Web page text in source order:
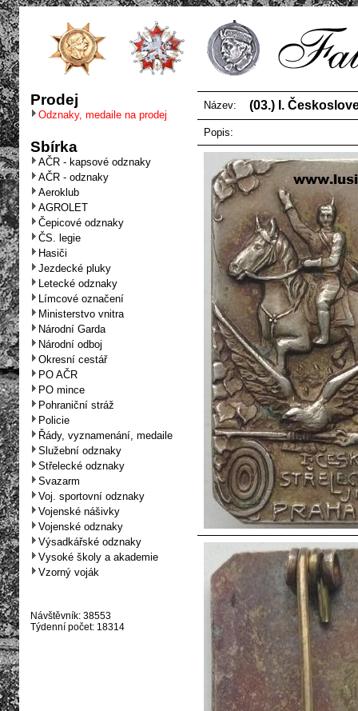
Prodej
Odznaky, medaile na prodej
Sbírka
AČR - kapsové odznaky
AČR - odznaky
Aeroklub
AGROLET
Čepicové odznaky
ČS. legie
Hasiči
Jezdecké pluky
Letecké odznaky
Límcové označení
Ministerstvo vnitra
Národní Garda
Národní odboj
Okresní cestář
PO AČR
PO mince
Pohraniční stráž
Policie
Řády, vyznamenání, medaile
Služební odznaky
Střelecké odznaky
Svazarm
Voj. sportovní odznaky
Vojenské nášivky
Vojenské odznaky
Výsadkářské odznaky
Vysoké školy a akademie
Vzorný voják
Návštěvník: 38553
Týdenní počet: 18314
Název: (03.) I.
Popis: